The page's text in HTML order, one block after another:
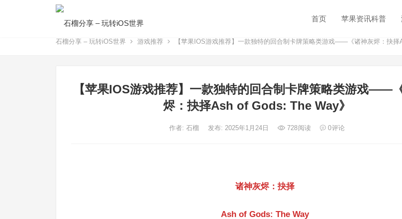
首页 苹果资讯科普
石榴分享 – 玩转iOS世界 游戏推荐 【苹果IOS游戏推荐】一款独特的回合制卡牌策略类游戏——《诸神灰烬：抉择
【苹果IOS游戏推荐】一款独特的回合制卡牌策略类游戏——
烬：抉择Ash of Gods: The Way》
作者: 石榴 发布: 2025年1月24日 728阅读 0评论
诸神灰烬：抉择
Ash of Gods: The Way